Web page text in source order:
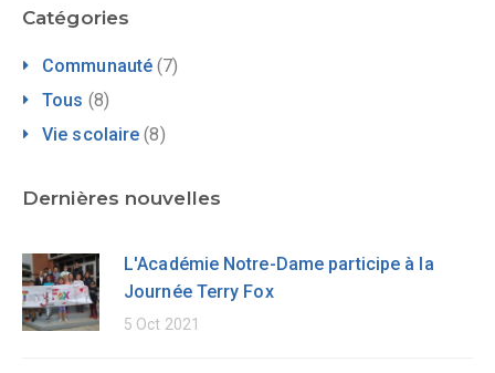
Catégories
Communauté (7)
Tous (8)
Vie scolaire (8)
Dernières nouvelles
L'Académie Notre-Dame participe à la
Journée Terry Fox
5 Oct 2021